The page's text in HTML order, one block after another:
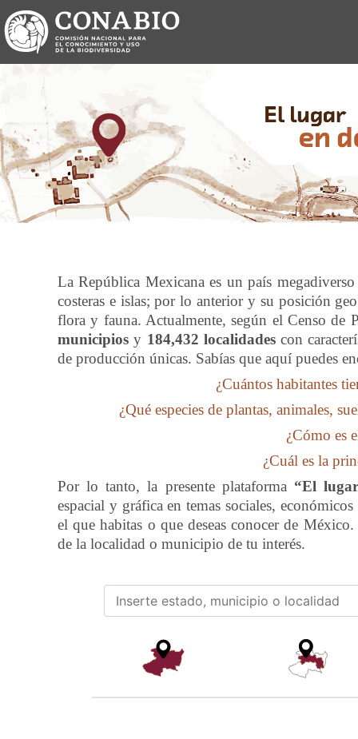
La República Mexicana es un país
costeras e islas; por lo anterior y su posición
flora y fauna. Actualmente, según el Censo
municipios y 184,432 localidadescon
de producción únicas. Sabías que aquí puedes
¿Cuántos habitantes
¿Qué especies de plantas, animales,
¿Cómo es
¿Cuál es la
Por lo tanto, la presente plataforma “El
espacial y gráfica en temas sociales,
el que habitas o que deseas conocer de
de la localidad o municipio de tu interés.